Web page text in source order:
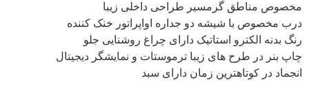
مخصوص مناطق گرمسیر طراحی داخلی زیبا
درب مخصوص با شیشه دو جداره اواپراتور خنک کننده
رنگ بدنه الکترو استاتیک دارای چراغ روشنایی جلو
چاپ بنر در طرح های زیبا ترموستات و نمایشگر دیجیتال
انجماد در کوتاهترین زمان دارای سبد